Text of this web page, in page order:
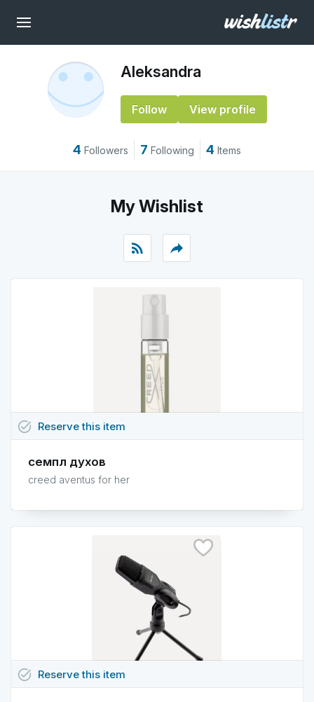
Aleksandra
Follow View profile
4 Followers 7 Following 4 Items
My Wishlist
rss_feed reply
семпл духов
creed aventus for her
task_alt Reservethis item
task_alt Reservethis item